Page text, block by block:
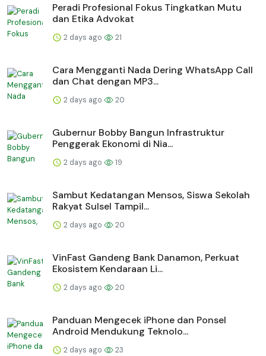
Peradi Profesional Fokus Tingkatkan Mutu
dan Etika Advokat
2 days ago 21
Cara Mengganti Nada Dering WhatsApp Call
dan Chat dengan MP3...
2 days ago 20
Gubernur Bobby Bangun Infrastruktur
Penggerak Ekonomi di Nia...
2 days ago 19
Sambut Kedatangan Mensos, Siswa Sekolah
Rakyat Sulsel Tampil...
2 days ago 20
VinFast Gandeng Bank Danamon, Perkuat
Ekosistem Kendaraan Li...
2 days ago 20
Panduan Mengecek iPhone dan Ponsel
Android Mendukung Teknolo...
2 days ago 23